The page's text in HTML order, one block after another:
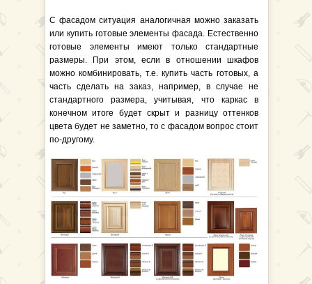
С фасадом ситуация аналогичная можно заказать
или купить готовые элементы фасада. Естественно
готовые элементы имеют только стандартные
размеры. При этом, если в отношении шкафов
можно комбинировать, т.е. купить часть готовых, а
часть сделать на заказ, например, в случае не
стандартного размера, учитывая, что каркас в
конечном итоге будет скрыт и разницу оттенков
цвета будет не заметно, то с фасадом вопрос стоит
по-другому.